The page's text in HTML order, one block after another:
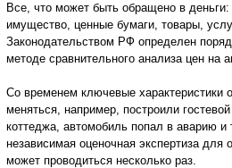
Все, что может быть обращено в
имущество, ценные бумаги, товары,
Законодательством РФ определен
методе сравнительного анализа цен на
Со временем ключевые характеристики
меняться, например, построили
коттеджа, автомобиль попал в аварию и
независимая оценочная экспертиза для
может проводиться несколько раз.